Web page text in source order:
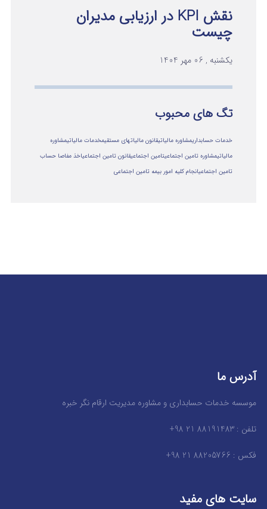
نقش KPI در ارزیابی مدیران
چیست
یکشنبه , 06 مهر 1404
تگ های محبوب
خدمات حسابداریمشاوره مالیاتیقانون مالیاتهای مستقیمخدمات مالیاتیمشاوره
مالياتيمشاوره تامین اجتماعیتامین اجتماعیقانون تامین اجتماعیاخذ مفاصا حساب
تامین اجتماعیانجام کلیه امور بیمه تامین اجتماعی
آدرس ما
موسسه خدمات حسابداری و مشاوره مدیریت ارقام نگر خبره
تلفن : 88191483 21 98+
فکس : 88205766 21 98+
سایت های مفید